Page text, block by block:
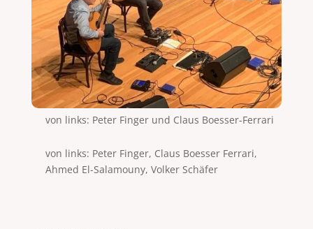
von links: Peter Finger und Claus Boesser-Ferrari
von links: Peter Finger, Claus Boesser Ferrari,
Ahmed El-Salamouny, Volker Schäfer